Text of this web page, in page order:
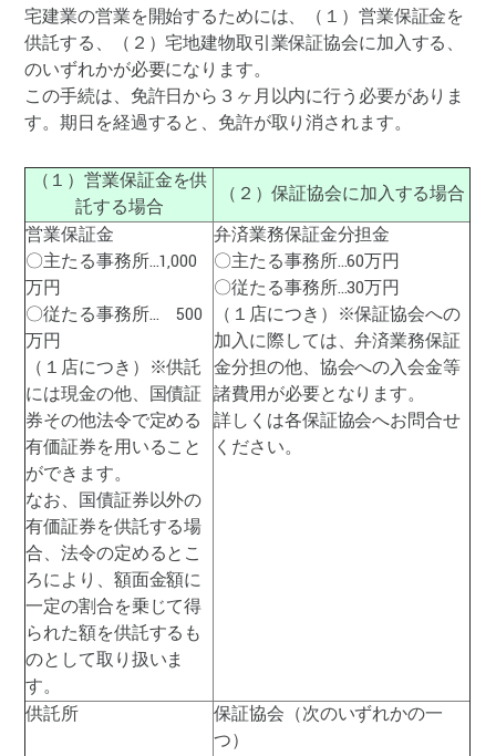
宅建業の営業を開始するためには、（１）営業保証金を
供託する、（２）宅地建物取引業保証協会に加入する、
のいずれかが必要になります。
この手続は、免許日から３ヶ月以内に行う必要がありま
す。期日を経過すると、免許が取り消されます。
（１）営業保証金を供
託する場合
（２）保証協会に加入する場合
営業保証金
〇主たる事務所…1,000
万円
〇従たる事務所… 500
万円
（１店につき）※供託
には現金の他、国債証
券その他法令で定める
有価証券を用いること
ができます。
なお、国債証券以外の
有価証券を供託する場
合、法令の定めるとこ
ろにより、額面金額に
一定の割合を乗じて得
られた額を供託するも
のとして取り扱いま
す。
弁済業務保証金分担金
〇主たる事務所…60万円
〇従たる事務所…30万円
（１店につき）※保証協会への
加入に際しては、弁済業務保証
金分担の他、協会への入会金等
諸費用が必要となります。
詳しくは各保証協会へお問合せ
ください。
供託所
保証協会（次のいずれかの一
つ）